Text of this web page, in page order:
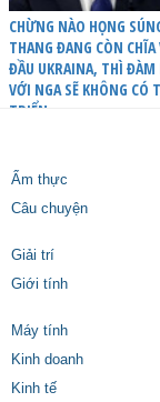
CHỪNG NÀO HỌNG
THANG ĐANG CÒN CHĨA
ĐẦU UKRAINA, THÌ ĐÀM
VỚI NGA SẼ KHÔNG CÓ
TRIỂN
Ẩm thực
Câu chuyện
Giải trí
Giới tính
Máy tính
Kinh doanh
Kinh tế